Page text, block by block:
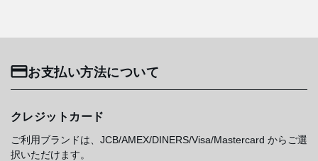
お支払い方法について
クレジットカード
ご利用ブランドは、JCB/AMEX/DINERS/Visa/Mastercard からご選
択いただけます。